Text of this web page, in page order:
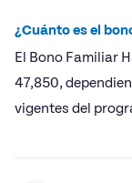
¿Cuánto es el
El Bono Familiar
47,850,
vigentes del